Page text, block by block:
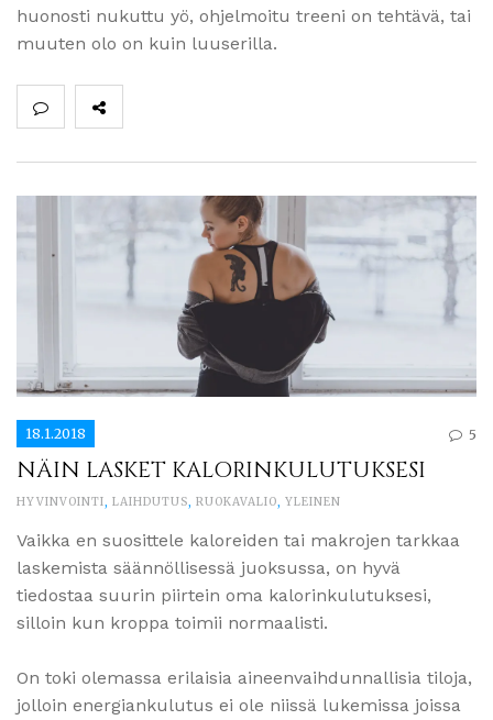
huonosti nukuttu yö, ohjelmoitu treeni on tehtävä, tai
muuten olo on kuin luuserilla.
18.1.2018 5
NÄIN LASKET KALORINKULUTUKSESI
HYVINVOINTI, LAIHDUTUS, RUOKAVALIO, YLEINEN
Vaikka en suosittele kaloreiden tai makrojen tarkkaa
laskemista säännöllisessä juoksussa, on hyvä
tiedostaa suurin piirtein oma kalorinkulutuksesi,
silloin kun kroppa toimii normaalisti.
On toki olemassa erilaisia aineenvaihdunnallisia tiloja,
jolloin energiankulutus ei ole niissä lukemissa joissa